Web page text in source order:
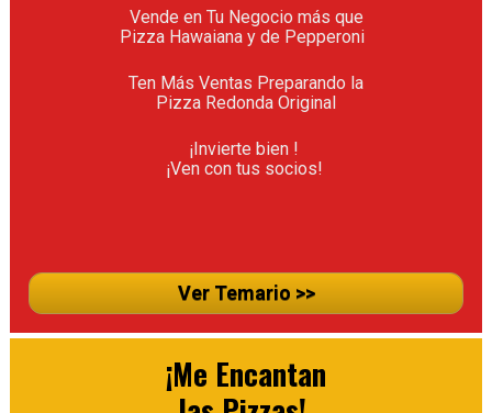
Vende en Tu Negocio más que
Pizza Hawaiana y de Pepperoni
Ten Más Ventas Preparando la
Pizza Redonda Original
¡Invierte bien !
¡Ven con tus socios!
Ver Temario >>
¡Me Encantan